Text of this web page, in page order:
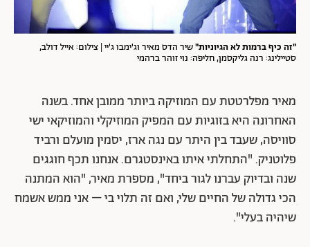
"זה כיף ברמות לא הגיוניות"שיר הדס מאיר וג'ימבו ג'יי | צילום: אייל דולב,
סטיילינג: רנה גליקסמן, חליפה: נוי זוהר ברהמי
מאיר מפלרטטת עם המוזיקה ביותר ממובן אחד. בשנה
האחרונה היא בזוגיות עם המפיק המוזיקלי והמוזיקאי ישי
סוויסה, שעבד בין היתר עם נגה ארז, יסמין מועלם ורביד
פלוטניק. "התחלתי איתו באינסטגרם. אנחנו תכף חוגגים
שנה ובדיוק עברנו לגור ביחד", מספרת מאיר, "הוא המתנה
הכי גדולה של החיים שלי, ואם זה תלוי בי – אני ממש אשמח
שיהיה בעלי".